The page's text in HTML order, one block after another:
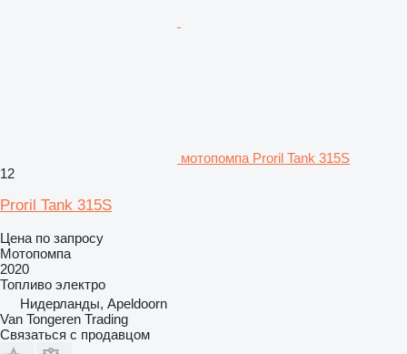
мотопомпа Proril Tank 315S
12
Proril Tank 315S
Цена по запросу
Мотопомпа
2020
Топливо электро
Нидерланды, Apeldoorn
Van Tongeren Trading
Связаться с продавцом